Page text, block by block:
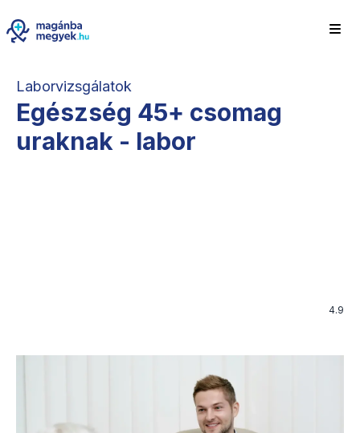
Laborvizsgálatok
Egészség 45+ csomag
uraknak - labor
4.9